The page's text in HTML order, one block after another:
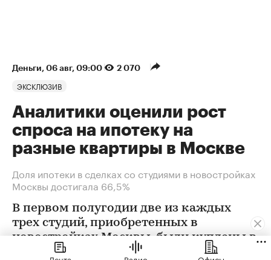
Деньги⁠, 06 авг, 09:00 2 070
ЭКСКЛЮЗИВ
Аналитики оценили рост
спроса на ипотеку на
разные квартиры в Москве
Доля ипотеки в сделках со студиями в новостройках
Москвы достигала 66,5%
В первом полугодии две из каждых
трех студий, приобретенных в
новостройках Москвы, были куплены в
ипотеку. В сегменте трешек ипотечных